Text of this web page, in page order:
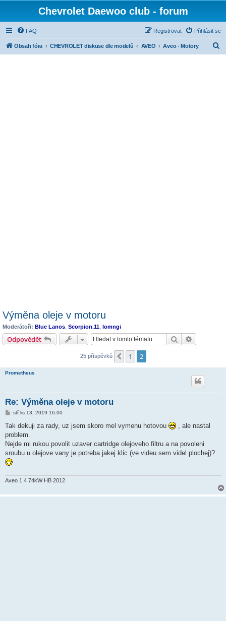
Chevrolet Daewoo club - forum
FAQ Přihlásit se
Registrovat
Obsah fóra CHEVROLET diskuse dle modelů AVEO Aveo - Motory
Výměna oleje v motoru
Moderátoři: Blue Lanos Scorpion.11 lomngi
Odpovědět Hledat
25 příspěvků Předchozí
1 2
Prometheus
Re: Výměna oleje v motoru
P
í
p
ě
v
e
k
stř lis 13, 2019 16:00
Tak dekuji za rady, uz jsem skoro mel vymenu hotovou
, ale nastal
problem.
Nejde mi rukou povolit uzaver cartridge olejoveho filtru a na povoleni
sroubu u olejove vany je potreba jakej klic (ve videu sem videl plochej)?
Aveo 1.4 74kW HB 2012